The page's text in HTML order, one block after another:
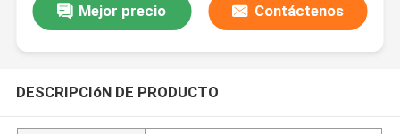
Mejor precio Contáctenos
DESCRIPCIóN DE PRODUCTO